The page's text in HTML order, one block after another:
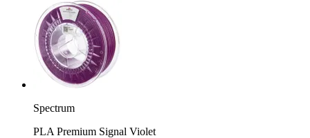
Spectrum
PLA Premium Signal Violet